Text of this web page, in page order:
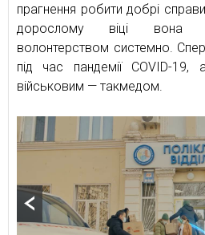
прагнення робити добрі
дорослому віці вона
волонтерством системно.
під час пандемії COVID-19,
військовим — такмедом.